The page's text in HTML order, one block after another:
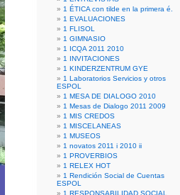
1 ÉTICA con tilde en la primera é.
1 EVALUACIONES
1 FLISOL
1 GIMNASIO
1 ICQA 2011 2010
1 INVITACIONES
1 KINDERZENTRUM GYE
1 Laboratorios Servicios y otros
ESPOL
1 MESA DE DIALOGO 2010
1 Mesas de Dialogo 2011 2009
1 MIS CREDOS
1 MISCELANEAS
1 MUSEOS
1 novatos 2011 i 2010 ii
1 PROVERBIOS
1 RELEX HOT
1 Rendición Social de Cuentas
ESPOL
1 RESPONSABILIDAD SOCIAL